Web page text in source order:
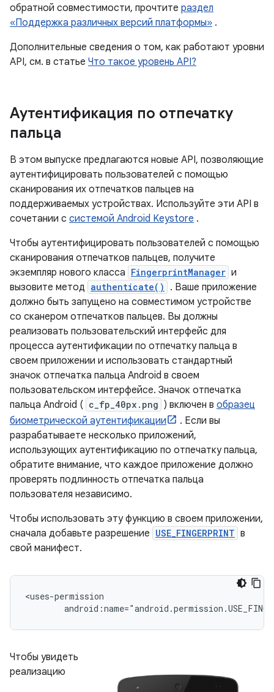
обратной совместимости, прочтите раздел
«Поддержка различных версий платформы» .
Дополнительные сведения о том, как работают уровни
API, см. в статье Что такое уровень API?
Аутентификация по отпечатку
пальца
В этом выпуске предлагаются новые API, позволяющие
аутентифицировать пользователей с помощью
сканирования их отпечатков пальцев на
поддерживаемых устройствах. Используйте эти API в
сочетании с системой Android Keystore .
Чтобы аутентифицировать пользователей с помощью
сканирования отпечатков пальцев, получите
экземпляр нового класса FingerprintManager и
вызовите метод authenticate()
. Ваше приложение
должно быть запущено на совместимом устройстве
со сканером отпечатков пальцев. Вы должны
реализовать пользовательский интерфейс для
процесса аутентификации по отпечатку пальца в
своем приложении и использовать стандартный
значок отпечатка пальца Android в своем
пользовательском интерфейсе. Значок отпечатка
пальца Android ( c_fp_40px.png ) включен в образец
биометрической аутентификации
. Если вы
разрабатываете несколько приложений,
использующих аутентификацию по отпечатку пальца,
обратите внимание, что каждое приложение должно
проверять подлинность отпечатка пальца
пользователя независимо.
Чтобы использовать эту функцию в своем приложении,
сначала добавьте разрешение USE_FINGERPRINT в
свой манифест.
Чтобы увидеть
реализацию